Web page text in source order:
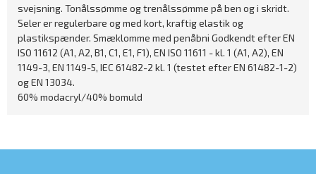
svejsning. Tonålssømme og trenålssømme på ben og i skridt.
Seler er regulerbare og med kort, kraftig elastik og
plastikspænder. Smæklomme med penåbni Godkendt efter EN
ISO 11612 (A1, A2, B1, C1, E1, F1), EN ISO 11611 - kl. 1 (A1, A2), EN
1149-3, EN 1149-5, IEC 61482-2 kl. 1 (testet efter EN 61482-1-2)
og EN 13034.
60% modacryl/40% bomuld